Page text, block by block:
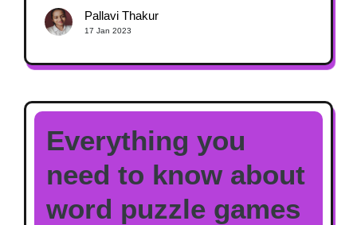
Pallavi Thakur
17 Jan 2023
Everything you
need to know about
word puzzle games